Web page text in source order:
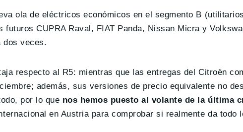
ola de eléctricos económicos en el segmento B
futuros CUPRA Raval, FIAT Panda, Nissan Micra y
dos veces.
respecto al R5: mientras que las entregas del Citroën
además, sus versiones de precio equivalente no
por lo que nos hemos puesto al volante de la última
en Austria para comprobar si realmente da todo